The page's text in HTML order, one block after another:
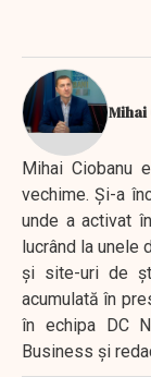
Mihai
Mihai Ciobanu
vechime. Şi-a
unde a activat
lucrând la unele
şi site-uri de
acumulată în
în echipa DC
Business şi